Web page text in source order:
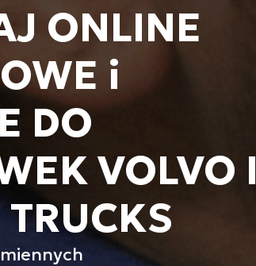
ONLINE
i
DO
VOLVO I